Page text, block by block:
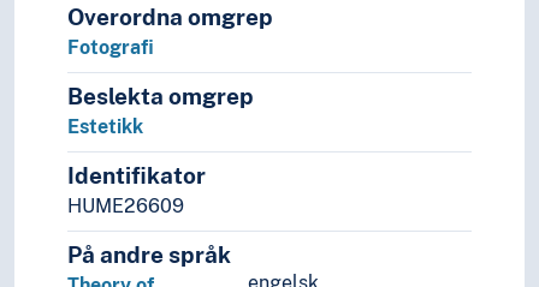
Kunsthistorie (Faget)
Kunstnargrupper
Kunstnarisk verksemd
Kunstnartekstar
Kunstpsykologi
Levande bilete
Musikk
Scenekunst
Stil (Kunst)
Overordna omgrep
Fotografi
Beslekta omgrep
Estetikk
Identifikator
HUME26609
På andre språk